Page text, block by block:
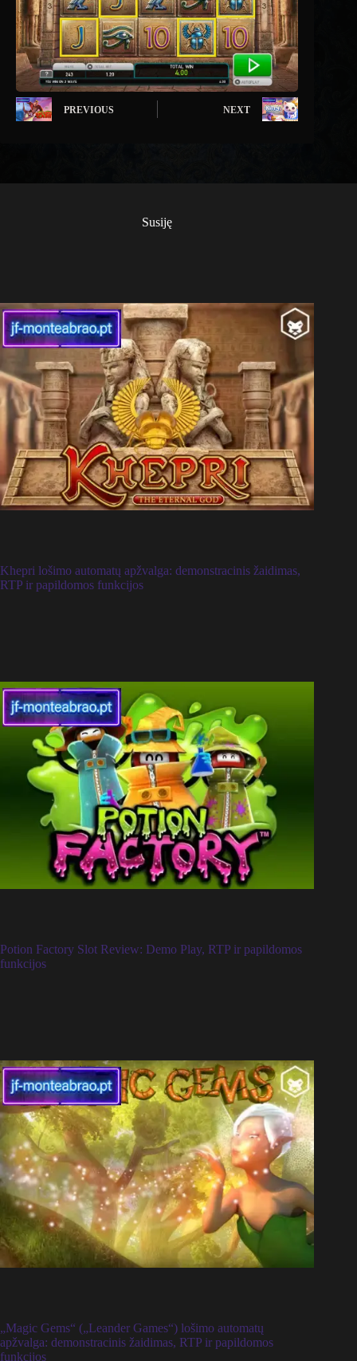
PREVIOUS NEXT
Susiję
Khepri lošimo automatų apžvalga: demonstracinis žaidimas,
RTP ir papildomos funkcijos
Potion Factory Slot Review: Demo Play, RTP ir papildomos
funkcijos
„Magic Gems“ („Leander Games“) lošimo automatų
apžvalga: demonstracinis žaidimas, RTP ir papildomos
funkcijos